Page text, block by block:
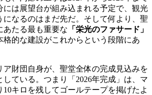
には展望台が組み込まれる予定で、観光
になるのはまだ先だ。そして何より、聖
あたる最も重要な 「栄光のファサード」
格的な建設がこれからという段階にあ
ア財団自身が、聖堂全体の完成見込みを
している。つまり「2026年完成」は、マ
10キロを残してゴールテープを掲げたよ